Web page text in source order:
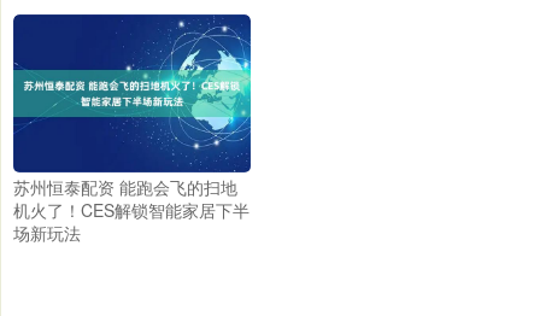
苏州恒泰配资 能跑会飞的扫地
机火了！CES解锁智能家居下半
场新玩法